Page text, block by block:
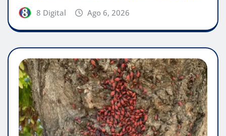
8 Digital Ago 6, 2026